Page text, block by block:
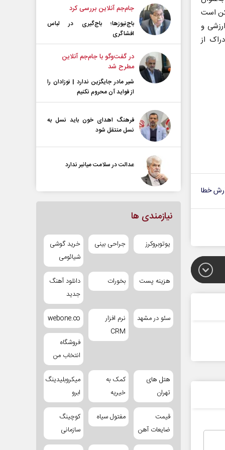
است
و
از
خطا
جام‌جم آنلاین بررسی کرد
باج‌نیوزها؛ باج‌گیری در لباس
افشاگری
در گفت‌و‌گو با جام‌جم آنلاین
مطرح شد
شیر مادر جایگزین ندارد | نوزادان را
از فواید آن محروم نکنیم
فرهنگ اهدای خون باید نسل به
نسل منتقل شود
عدالت در سلامت میانبر ندارد
نیازمندی ها
یوتوبروکرز جراحی بینی
خرید گوشی
شیائومی
هزینه پست بخورات
دانلود آهنگ
جدید
سئو در مشهد
نرم افزار
CRM
webone.co
فروشگاه
انتخاب من
هتل های
تهران
کمک به
خیریه
میکروبلیدینگ
ابرو
قیمت
ضایعات آهن
مفتول سیاه
کوچینگ
سازمانی